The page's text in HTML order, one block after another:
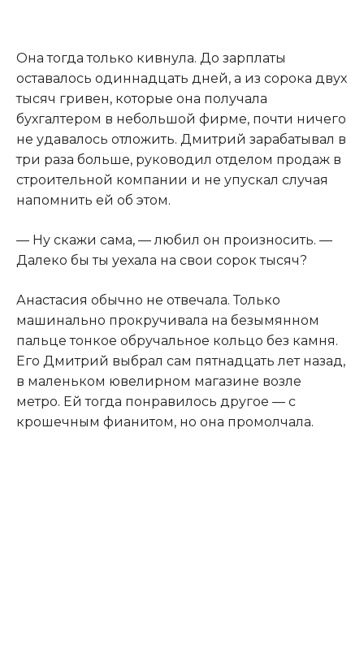
Она тогда только кивнула. До зарплаты
оставалось одиннадцать дней, а из сорока двух
тысяч гривен, которые она получала
бухгалтером в небольшой фирме, почти ничего
не удавалось отложить. Дмитрий зарабатывал в
три раза больше, руководил отделом продаж в
строительной компании и не упускал случая
напомнить ей об этом.
— Ну скажи сама, — любил он произносить. —
Далеко бы ты уехала на свои сорок тысяч?
Анастасия обычно не отвечала. Только
машинально прокручивала на безымянном
пальце тонкое обручальное кольцо без камня.
Его Дмитрий выбрал сам пятнадцать лет назад,
в маленьком ювелирном магазине возле
метро. Ей тогда понравилось другое — с
крошечным фианитом, но она промолчала.